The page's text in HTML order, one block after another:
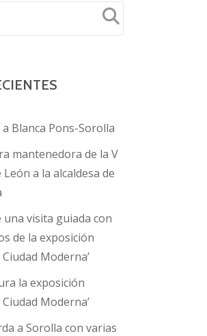
Blanca Pons-Sorolla
mantenedora de la V
a la alcaldesa de
visita guiada con
de la exposición
Moderna’
la exposición
Moderna’
a Sorolla con varias